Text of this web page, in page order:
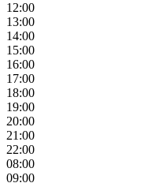
12:00
13:00
14:00
15:00
16:00
17:00
18:00
19:00
20:00
21:00
22:00
08:00
09:00